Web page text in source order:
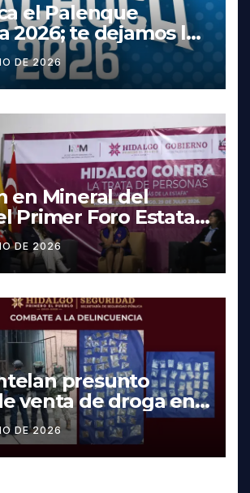
el Palenque
2026; te dejamos la
completa, las
los precios
DE 2026
en Mineral del
Primer Foro Estatal
Trata de Personas
DE 2026
presunto
venta de droga en
hay dos detenidos
DE 2026